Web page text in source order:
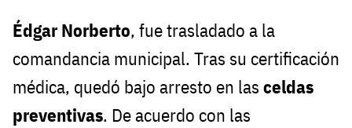
Édgar Norberto, fue trasladado a la
comandancia municipal. Tras su certificación
médica, quedó bajo arresto en las celdas
preventivas. De acuerdo con las